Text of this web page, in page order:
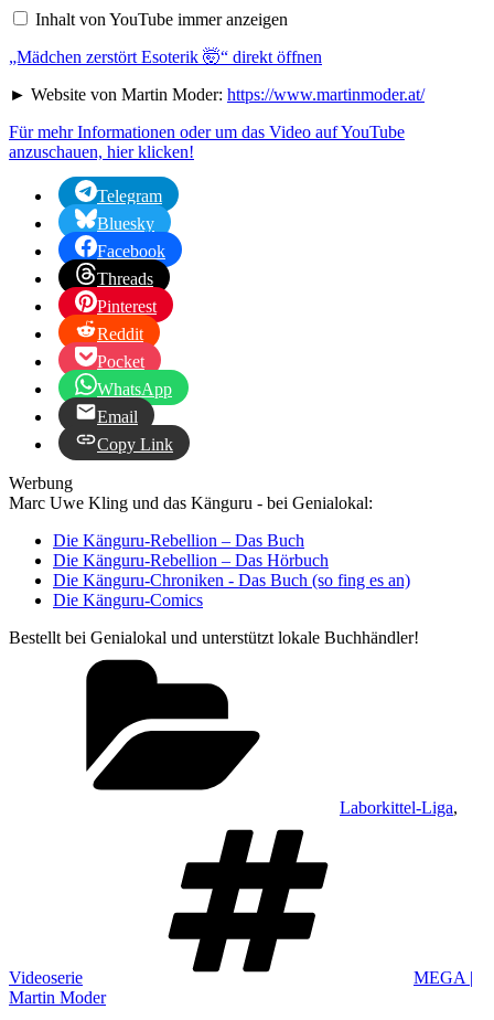
von
anzeigen
Inhalt von YouTube immer anzeigen
„Mädchen zerstört Esoterik 🤯“ direkt öffnen
► Website von Martin Moder: https://www.martinmoder.at/
Für mehr Informationen oder um das Video auf YouTube
anzuschauen, hier klicken!
Telegram
Bluesky
Facebook
Threads
Pinterest
Reddit
Pocket
WhatsApp
Email
Copy Link
Werbung
Marc Uwe Kling und das Känguru - bei Genialokal:
Die Känguru-Rebellion – Das Buch
Die Känguru-Rebellion – Das Hörbuch
Die Känguru-Chroniken - Das Buch (so fing es an)
Die Känguru-Comics
Bestellt bei Genialokal und unterstützt lokale Buchhändler!
Laborkittel-Liga,
Videoserie
MEGA |
Martin Moder